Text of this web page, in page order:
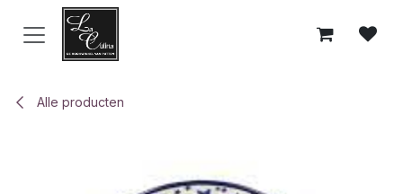
Overslaan naar inhoud
Alle producten